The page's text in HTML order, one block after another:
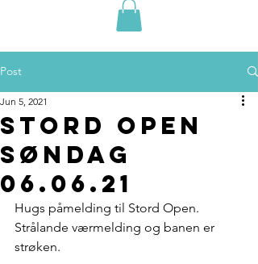
Post
Stord Open
Søndag
06.06.21
Jun 5, 2021
Hugs påmelding til Stord Open.
Strålande værmelding og banen er
strøken.